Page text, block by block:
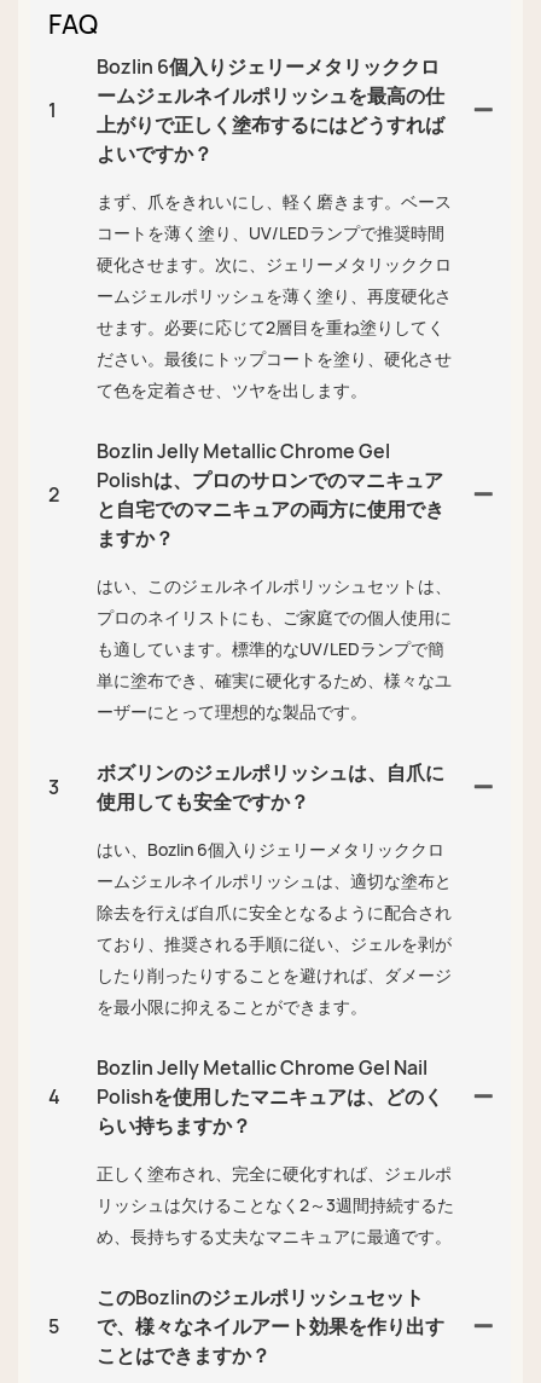
FAQ
1
Bozlin 6個入りジェリーメタリッククロ
ームジェルネイルポリッシュを最高の仕
上がりで正しく塗布するにはどうすれば
よいですか？
まず、爪をきれいにし、軽く磨きます。ベース
コートを薄く塗り、UV/LEDランプで推奨時間
硬化させます。次に、ジェリーメタリッククロ
ームジェルポリッシュを薄く塗り、再度硬化さ
せます。必要に応じて2層目を重ね塗りしてく
ださい。最後にトップコートを塗り、硬化させ
て色を定着させ、ツヤを出します。
2
Bozlin Jelly Metallic Chrome Gel
Polishは、プロのサロンでのマニキュア
と自宅でのマニキュアの両方に使用でき
ますか？
はい、このジェルネイルポリッシュセットは、
プロのネイリストにも、ご家庭での個人使用に
も適しています。標準的なUV/LEDランプで簡
単に塗布でき、確実に硬化するため、様々なユ
ーザーにとって理想的な製品です。
3
ボズリンのジェルポリッシュは、自爪に
使用しても安全ですか？
はい、Bozlin 6個入りジェリーメタリッククロ
ームジェルネイルポリッシュは、適切な塗布と
除去を行えば自爪に安全となるように配合され
ており、推奨される手順に従い、ジェルを剥が
したり削ったりすることを避ければ、ダメージ
を最小限に抑えることができます。
4
Bozlin Jelly Metallic Chrome Gel Nail
Polishを使用したマニキュアは、どのく
らい持ちますか？
正しく塗布され、完全に硬化すれば、ジェルポ
リッシュは欠けることなく2～3週間持続するた
め、長持ちする丈夫なマニキュアに最適です。
5
このBozlinのジェルポリッシュセット
で、様々なネイルアート効果を作り出す
ことはできますか？